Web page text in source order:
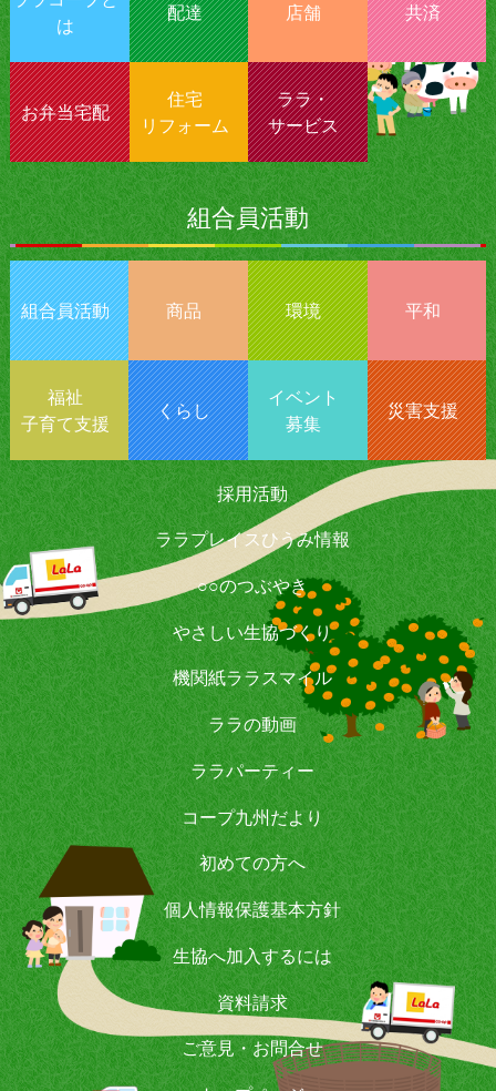
は
配達 店舗 共済
お弁当宅配
住宅
リフォーム
ララ・
サービス
組合員活動
組合員活動 商品 環境 平和
福祉
子育て支援
くらし
イベント
募集
災害支援
採用活動
ララプレイスひうみ情報
○○のつぶやき
やさしい生協づくり
機関紙ララスマイル
ララの動画
ララパーティー
コープ九州だより
初めての方へ
個人情報保護基本方針
生協へ加入するには
資料請求
ご意見・お問合せ